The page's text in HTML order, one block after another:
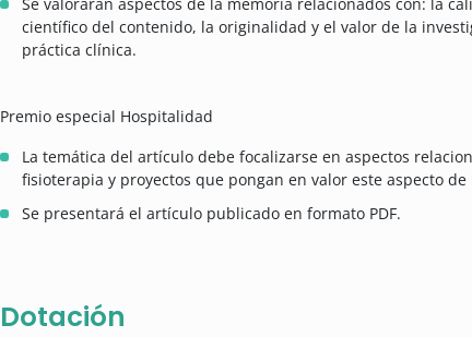
científico del contenido, la originalidad y el valor de la
práctica clínica.
Premio especial Hospitalidad
La temática del artículo debe focalizarse en aspectos
fisioterapia y proyectos que pongan en valor este aspecto
Se presentará el artículo publicado en formato PDF.
Dotación